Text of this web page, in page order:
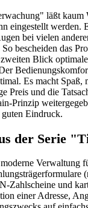
läßt kaum
eingestellt werden.
bei vielen
bescheiden das
Blick optimale
Es macht Spaß,
Preis und die
Prinzip
Eindruck.
der Serie
Verwaltung
Zahlscheine und
einer Adresse,